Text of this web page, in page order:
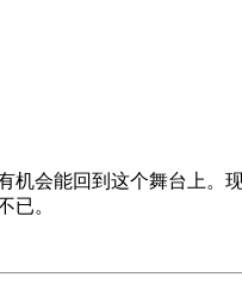
机会能回到这个舞台上。
已。